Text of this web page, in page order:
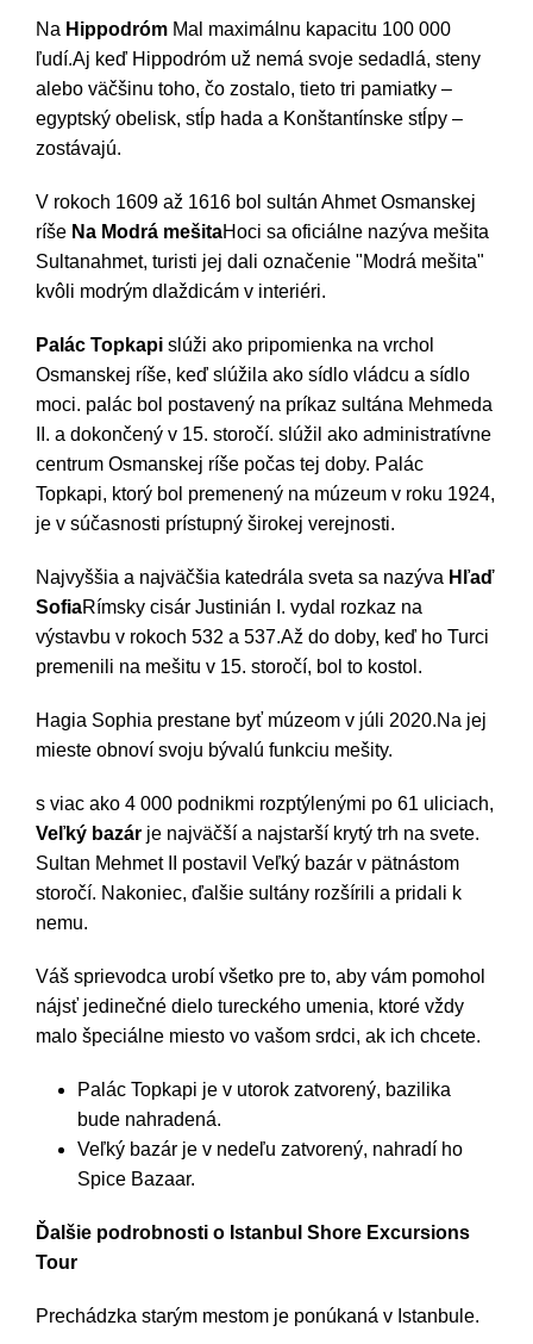
Na Hippodróm Mal maximálnu kapacitu 100 000
ľudí.Aj keď Hippodróm už nemá svoje sedadlá, steny
alebo väčšinu toho, čo zostalo, tieto tri pamiatky –
egyptský obelisk, stĺp hada a Konštantínske stĺpy –
zostávajú.
V rokoch 1609 až 1616 bol sultán Ahmet Osmanskej
ríše Na Modrá mešitaHoci sa oficiálne nazýva mešita
Sultanahmet, turisti jej dali označenie "Modrá mešita"
kvôli modrým dlaždicám v interiéri.
Palác Topkapi slúži ako pripomienka na vrchol
Osmanskej ríše, keď slúžila ako sídlo vládcu a sídlo
moci. palác bol postavený na príkaz sultána Mehmeda
II. a dokončený v 15. storočí. slúžil ako administratívne
centrum Osmanskej ríše počas tej doby. Palác
Topkapi, ktorý bol premenený na múzeum v roku 1924,
je v súčasnosti prístupný širokej verejnosti.
Najvyššia a najväčšia katedrála sveta sa nazýva Hľaď
SofiaRímsky cisár Justinián I. vydal rozkaz na
výstavbu v rokoch 532 a 537.Až do doby, keď ho Turci
premenili na mešitu v 15. storočí, bol to kostol.
Hagia Sophia prestane byť múzeom v júli 2020.Na jej
mieste obnoví svoju bývalú funkciu mešity.
s viac ako 4 000 podnikmi rozptýlenými po 61 uliciach,
Veľký bazár je najväčší a najstarší krytý trh na svete.
Sultan Mehmet II postavil Veľký bazár v pätnástom
storočí. Nakoniec, ďalšie sultány rozšírili a pridali k
nemu.
Váš sprievodca urobí všetko pre to, aby vám pomohol
nájsť jedinečné dielo tureckého umenia, ktoré vždy
malo špeciálne miesto vo vašom srdci, ak ich chcete.
Palác Topkapi je v utorok zatvorený, bazilika
bude nahradená.
Veľký bazár je v nedeľu zatvorený, nahradí ho
Spice Bazaar.
Ďalšie podrobnosti o Istanbul Shore Excursions
Tour
Prechádzka starým mestom je ponúkaná v Istanbule.